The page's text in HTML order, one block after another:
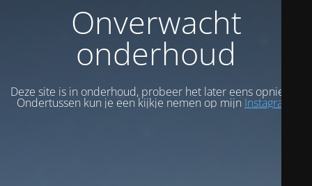
Onverwacht
onderhoud
Deze site is in onderhoud, probeer het later eens opnieuw.
Ondertussen kun je een kijkje nemen op mijn Instagram